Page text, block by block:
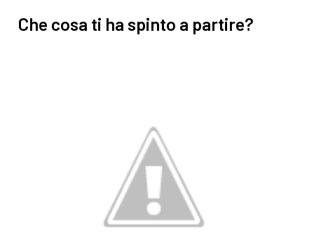
Che cosa ti ha spinto a partire?